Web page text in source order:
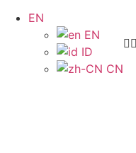
EN
EN
ID
CN